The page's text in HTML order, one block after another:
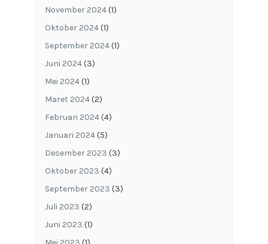
November 2024(1)
Oktober 2024(1)
September 2024(1)
Juni 2024(3)
Mei 2024(1)
Maret 2024(2)
Februari 2024(4)
Januari 2024(5)
Desember 2023 (3)
Oktober 2023 (4)
September 2023 (3)
Juli 2023 (2)
Juni 2023 (1)